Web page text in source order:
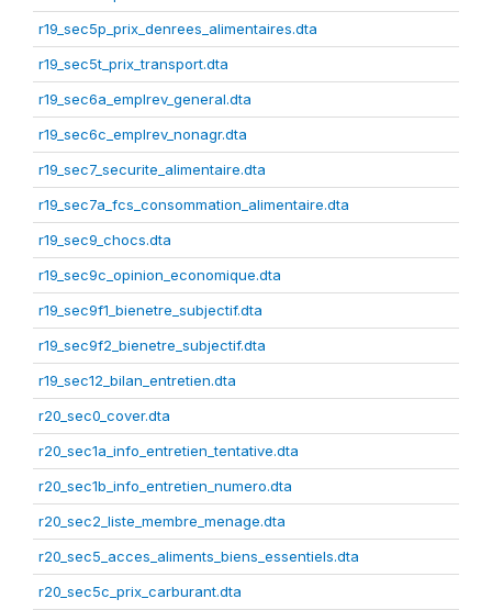
r19_sec5p_prix_denrees_alimentaires.dta
r19_sec5t_prix_transport.dta
r19_sec6a_emplrev_general.dta
r19_sec6c_emplrev_nonagr.dta
r19_sec7_securite_alimentaire.dta
r19_sec7a_fcs_consommation_alimentaire.dta
r19_sec9_chocs.dta
r19_sec9c_opinion_economique.dta
r19_sec9f1_bienetre_subjectif.dta
r19_sec9f2_bienetre_subjectif.dta
r19_sec12_bilan_entretien.dta
r20_sec0_cover.dta
r20_sec1a_info_entretien_tentative.dta
r20_sec1b_info_entretien_numero.dta
r20_sec2_liste_membre_menage.dta
r20_sec5_acces_aliments_biens_essentiels.dta
r20_sec5c_prix_carburant.dta